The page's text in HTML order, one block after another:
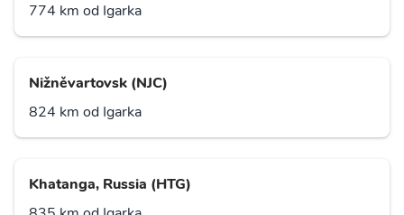
774 km od Igarka
Nižněvartovsk (NJC)
824 km od Igarka
Khatanga, Russia (HTG)